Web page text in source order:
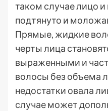
таком случае лицо
подтянуто и
Прямые, жидкие
черты лица
выраженными и
волосы без объема
недостатки овала
случае может